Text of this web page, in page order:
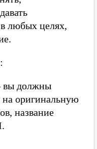
любых целях,
вы должны
на оригинальную
название